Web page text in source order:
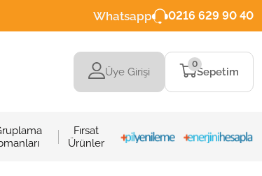
Whatsapp 0216 629 90 40
Üye Girişi Sepetim
0
Fırsat
Ürünler